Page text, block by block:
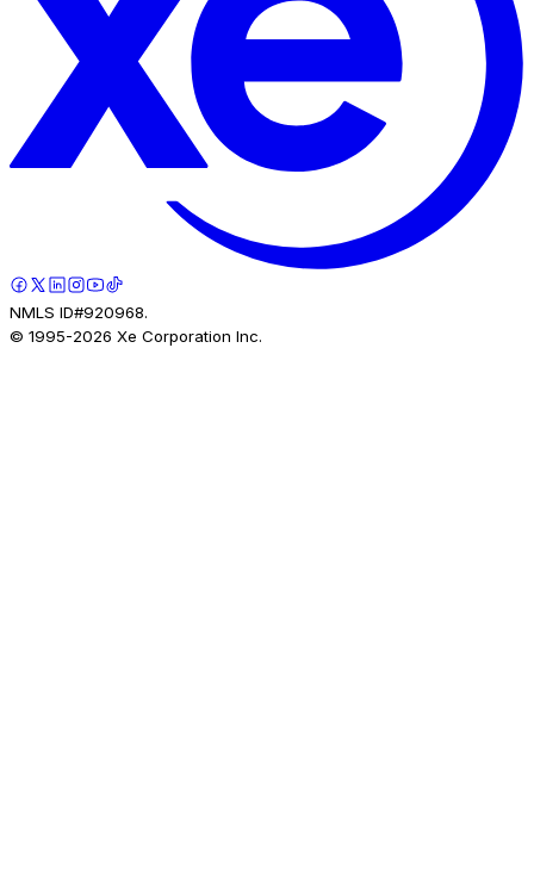
NMLS ID#920968.
© 1995-2026 Xe Corporation Inc.